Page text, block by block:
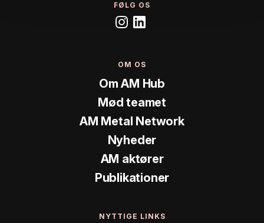
FØLG OS
OM OS
Om AM Hub
Mød teamet
AM Metal Network
Nyheder
AM aktører
Publikationer
NYTTIGE LINKS